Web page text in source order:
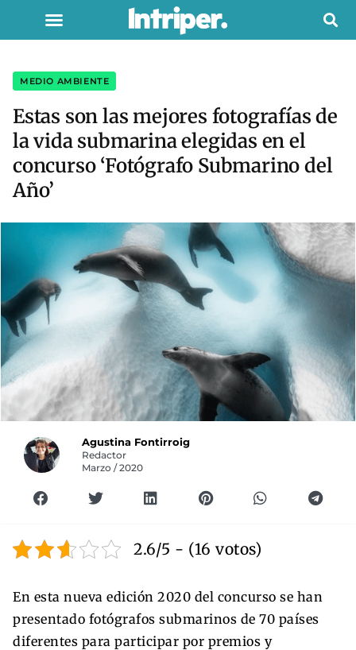
MEDIO AMBIENTE
Estas son las mejores fotografías de
la vida submarina elegidas en el
concurso ‘Fotógrafo Submarino del
Año’
Agustina Fontirroig
Redactor
Marzo / 2020
2.6/5 - (16 votos)
En esta nueva edición 2020 del concurso se han
presentado fotógrafos submarinos de 70 países
diferentes para participar por premios y